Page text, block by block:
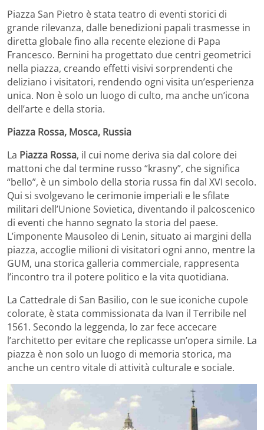
Piazza San Pietro è stata teatro di eventi storici di
grande rilevanza, dalle benedizioni papali trasmesse in
diretta globale fino alla recente elezione di Papa
Francesco. Bernini ha progettato due centri geometrici
nella piazza, creando effetti visivi sorprendenti che
deliziano i visitatori, rendendo ogni visita un’esperienza
unica. Non è solo un luogo di culto, ma anche un’icona
dell’arte e della storia.
Piazza Rossa, Mosca, Russia
La Piazza Rossa, il cui nome deriva sia dal colore dei
mattoni che dal termine russo “krasny”, che significa
“bello”, è un simbolo della storia russa fin dal XVI secolo.
Qui si svolgevano le cerimonie imperiali e le sfilate
militari dell’Unione Sovietica, diventando il palcoscenico
di eventi che hanno segnato la storia del paese.
L’imponente Mausoleo di Lenin, situato ai margini della
piazza, accoglie milioni di visitatori ogni anno, mentre la
GUM, una storica galleria commerciale, rappresenta
l’incontro tra il potere politico e la vita quotidiana.
La Cattedrale di San Basilio, con le sue iconiche cupole
colorate, è stata commissionata da Ivan il Terribile nel
1561. Secondo la leggenda, lo zar fece accecare
l’architetto per evitare che replicasse un’opera simile. La
piazza è non solo un luogo di memoria storica, ma
anche un centro vitale di attività culturale e sociale.